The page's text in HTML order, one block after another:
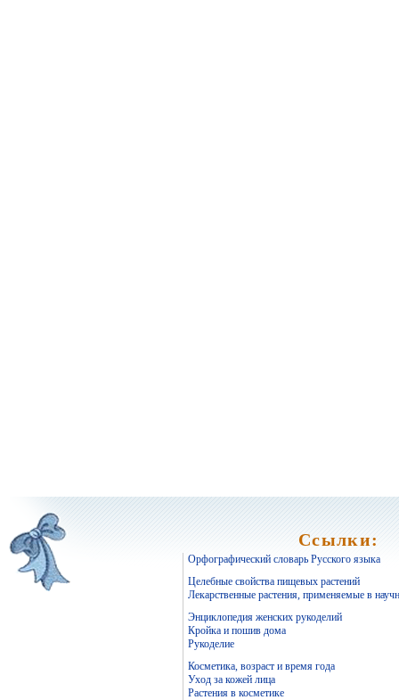
Ссылки:
Орфографический словарь Русского языка
Целебные свойства пищевых растений
Лекарственные растения, применяемые в
Энциклопедия женских рукоделий
Кройка и пошив дома
Рукоделие
Косметика, возраст и время года
Уход за кожей лица
Растения в косметике